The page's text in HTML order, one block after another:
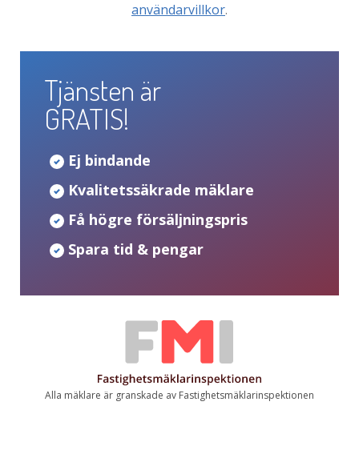
användarvillkor.
Tjänsten är
GRATIS!
Ej bindande
Kvalitetssäkrade mäklare
Få högre försäljningspris
Spara tid & pengar
Alla mäklare är granskade av Fastighetsmäklarinspektionen